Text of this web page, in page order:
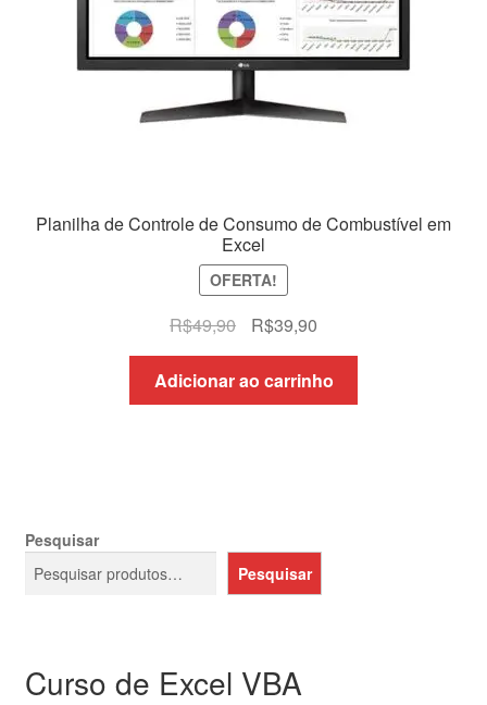
Planilha de Controle de Consumo de Combustível em
Excel
OFERTA!
R$49,90
O
preço
original
era:
R$39,90O
preço
atual
é:
Adicionar ao carrinho
Pesquisar
Pesquisar
Curso de Excel VBA